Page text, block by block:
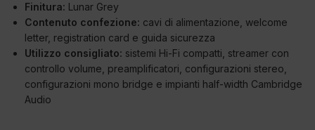
Finitura: Lunar Grey
Contenuto confezione: cavi di alimentazione, welcome
letter, registration card e guida sicurezza
Utilizzo consigliato: sistemi Hi-Fi compatti, streamer con
controllo volume, preamplificatori, configurazioni stereo,
configurazioni mono bridge e impianti half-width Cambridge
Audio